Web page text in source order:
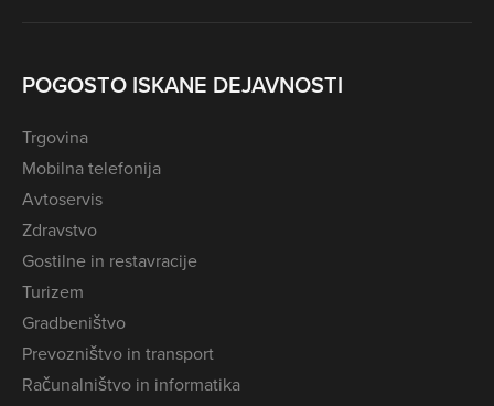
POGOSTO ISKANE DEJAVNOSTI
Trgovina
Mobilna telefonija
Avtoservis
Zdravstvo
Gostilne in restavracije
Turizem
Gradbeništvo
Prevozništvo in transport
Računalništvo in informatika